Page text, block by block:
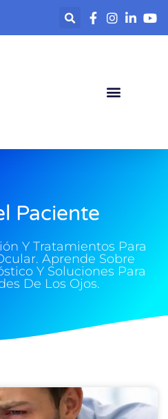
Paciente
Y Tratamientos Para
Aprende Sobre
Y Soluciones Para
De Los Ojos.